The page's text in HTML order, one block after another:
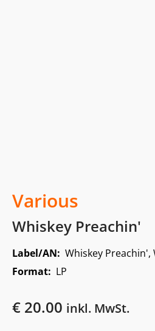
Various
Whiskey Preachin'
Label/AN: Whiskey Preachin',
Format: LP
€ 20.00 inkl. MwSt.